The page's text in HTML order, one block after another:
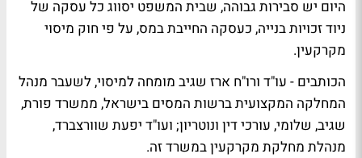
היום יש סבירות גבוהה, שבית המשפט יסווג כל עסקה של
ניוד זכויות בנייה, כעסקה החייבת במס, על פי חוק מיסוי
מקרקעין.
הכותבים - עו"ד ורו"ח ארז שגיב מומחה למיסוי, לשעבר מנהל
המחלקה המקצועית ברשות המסים בישראל, ממשרד פורת,
שגיב, שלומי, עורכי דין ונוטריון; ועו"ד יפעת שוורצברד,
מנהלת מחלקת מקרקעין במשרד זה.